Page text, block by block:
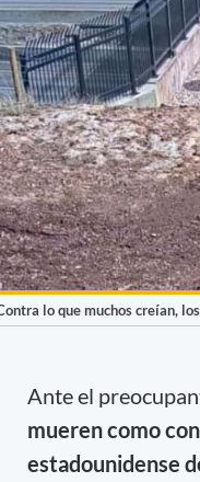
lo que muchos creían,
Ante el
mueren como
estadounidense